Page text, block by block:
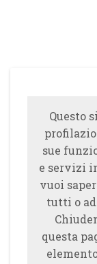
Questo
sue
e servizi
vuoi
tutti o
questa